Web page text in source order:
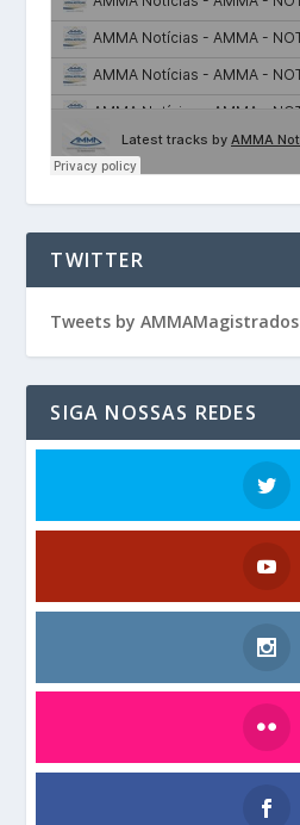
TWITTER
Tweets by AMMAMagistrados
SIGA NOSSAS REDES